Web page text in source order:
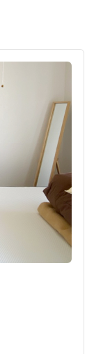
内）
ブルあり）
車徒歩2分）
の飲食店など
を設置してい
民センター内